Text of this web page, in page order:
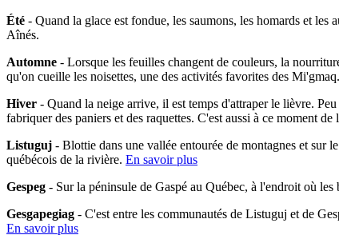
Été - Quand la glace est fondue, les saumons, les homards et
Aînés.
Automne - Lorsque les feuilles changent de couleurs, la
qu'on cueille les noisettes, une des activités favorites des Mi'gmaq.
Hiver - Quand la neige arrive, il est temps d'attraper le lièvre.
fabriquer des paniers et des raquettes. C'est aussi à ce moment
Listuguj - Blottie dans une vallée entourée de montagnes et sur
québécois de la rivière. En savoir plus
Gespeg - Sur la péninsule de Gaspé au Québec, à l'endroit où
Gesgapegiag - C'est entre les communautés de Listuguj et de
En savoir plus